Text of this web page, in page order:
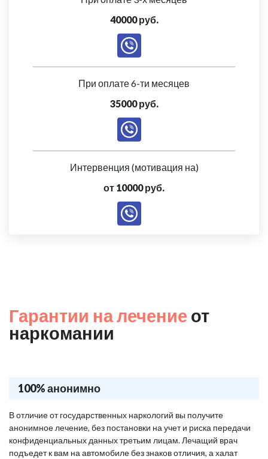
40000 руб.
При оплате 6-ти месяцев
35000 руб.
Интервенция (мотивация на)
от 10000 руб.
Гарантии на лечение от
наркомании
100% анонимно
В отличие от государственных наркологий вы получите
анонимное лечение, без постановки на учет и риска передачи
конфиденциальных данных третьим лицам. Лечащий врач
подъедет к вам на автомобиле без знаков отличия, а халат